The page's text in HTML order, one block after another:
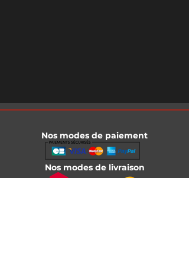
Nos modes de paiement
Nos modes de livraison